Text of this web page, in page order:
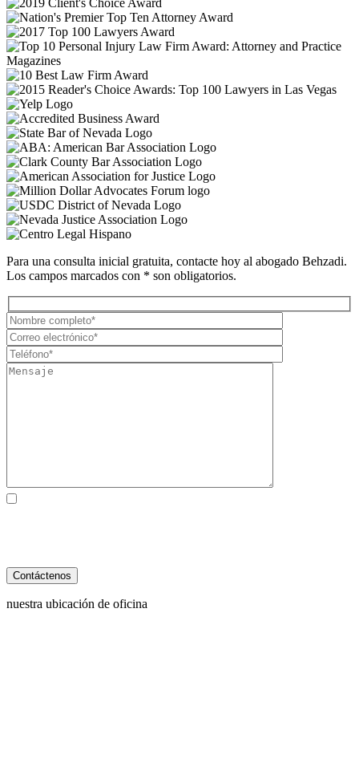
Para una consulta inicial gratuita, contacte hoy al abogado Behzadi.
Los campos marcados con * son obligatorios.
nuestra ubicación de oficina